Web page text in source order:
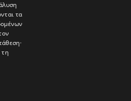
συναντήσεις, ρεπορτάζ, ήχοι,
τα
τη